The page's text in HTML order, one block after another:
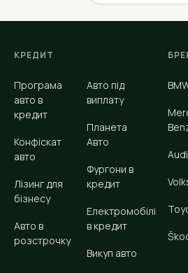
КРЕДИТ
Програма
авто в
кредит
Конфіскат
авто
Лізинг для
бізнесу
Авто в
розстрочку
Авто під
виплату
Планета
Авто
Фургони в
кредит
Електромобілі
в кредит
Викуп авто
Audi